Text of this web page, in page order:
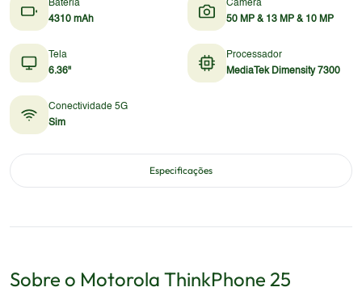
Bateria
4310 mAh
Câmera
50 MP & 13 MP & 10 MP
Tela
6.36"
Processador
MediaTek Dimensity 7300
Conectividade 5G
Sim
Especificações
Sobre o Motorola ThinkPhone 25